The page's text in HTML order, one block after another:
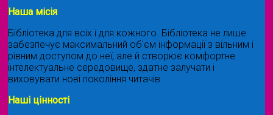
Наша місія
Бібліотека для всіх і для кожного. Бібліотека не лише
забезпечує максимальний об'єм інформації з вільним і
рівним доступом до неї, але й створює комфортне
інтелектуальне середовище, здатне залучати і
виховувати нові покоління читачів.
Наші цінності